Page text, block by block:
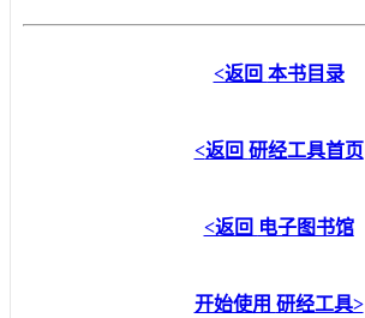
<返回 本书目录
<返回 研经工具首页
<返回 电子图书馆
开始使用 研经工具>